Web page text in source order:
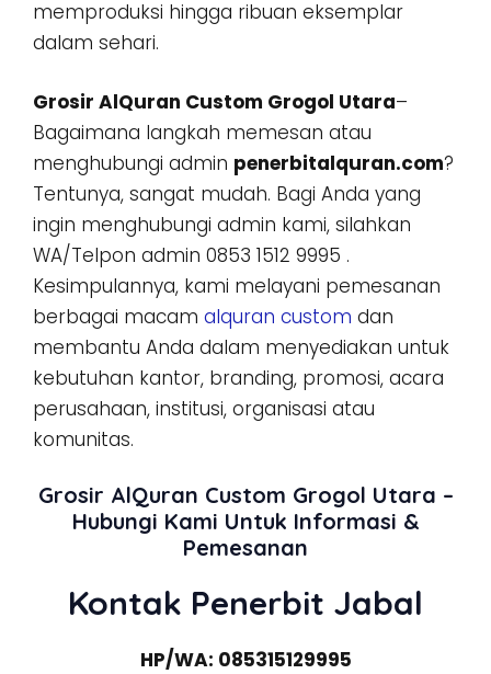
memproduksi hingga ribuan eksemplar
dalam sehari.
Grosir AlQuran Custom Grogol Utara–
Bagaimana langkah memesan atau
menghubungi admin penerbitalquran.com?
Tentunya, sangat mudah. Bagi Anda yang
ingin menghubungi admin kami, silahkan
WA/Telpon admin 0853 1512 9995 .
Kesimpulannya, kami melayani pemesanan
berbagai macam alquran custom dan
membantu Anda dalam menyediakan untuk
kebutuhan kantor, branding, promosi, acara
perusahaan, institusi, organisasi atau
komunitas.
Grosir AlQuran Custom Grogol Utara –
Hubungi Kami Untuk Informasi &
Pemesanan
Kontak Penerbit Jabal
HP/WA: 085315129995